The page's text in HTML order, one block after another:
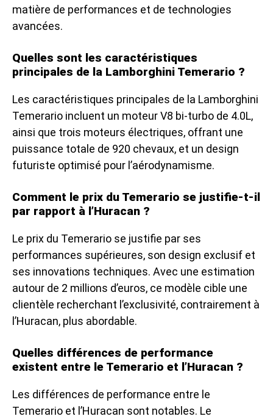
matière de performances et de technologies
avancées.
Quelles sont les caractéristiques
principales de la Lamborghini Temerario ?
Les caractéristiques principales de la Lamborghini
Temerario incluent un moteur V8 bi-turbo de 4.0L,
ainsi que trois moteurs électriques, offrant une
puissance totale de 920 chevaux, et un design
futuriste optimisé pour l’aérodynamisme.
Comment le prix du Temerario se justifie-t-il
par rapport à l’Huracan ?
Le prix du Temerario se justifie par ses
performances supérieures, son design exclusif et
ses innovations techniques. Avec une estimation
autour de 2 millions d’euros, ce modèle cible une
clientèle recherchant l’exclusivité, contrairement à
l’Huracan, plus abordable.
Quelles différences de performance
existent entre le Temerario et l’Huracan ?
Les différences de performance entre le
Temerario et l’Huracan sont notables. Le